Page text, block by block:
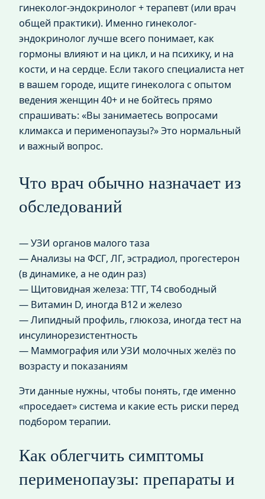
гинеколог-эндокринолог + терапевт (или врач
общей практики). Именно гинеколог-
эндокринолог лучше всего понимает, как
гормоны влияют и на цикл, и на психику, и на
кости, и на сердце. Если такого специалиста нет
в вашем городе, ищите гинеколога с опытом
ведения женщин 40+ и не бойтесь прямо
спрашивать: «Вы занимаетесь вопросами
климакса и перименопаузы?» Это нормальный
и важный вопрос.
Что врач обычно назначает из
обследований
— УЗИ органов малого таза
— Анализы на ФСГ, ЛГ, эстрадиол, прогестерон
(в динамике, а не один раз)
— Щитовидная железа: ТТГ, Т4 свободный
— Витамин D, иногда В12 и железо
— Липидный профиль, глюкоза, иногда тест на
инсулинорезистентность
— Маммография или УЗИ молочных желёз по
возрасту и показаниям
Эти данные нужны, чтобы понять, где именно
«проседает» система и какие есть риски перед
подбором терапии.
Как облегчить симптомы
перименопаузы: препараты и